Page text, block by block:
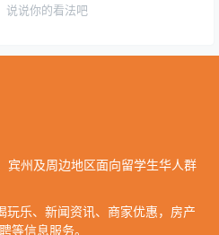
说说你的看法吧
宾州及周边地区面向留学生华人群
玩乐、新闻资讯、商家优惠，房产
等信息服务。